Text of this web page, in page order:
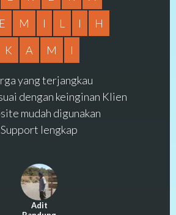
E M I L I
H
K
A M I
yang terjangkau
dengan keinginan Klien
mudah digunakan
Support lengkap
Adit